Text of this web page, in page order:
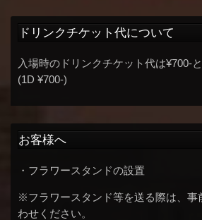
ドリンクチケット代について
入場時のドリンクチケット代は¥700-と
(1D ¥700-)
お客様へ
・フラワースタンドの設置
※フラワースタンド等を送る際は、事
わせください。